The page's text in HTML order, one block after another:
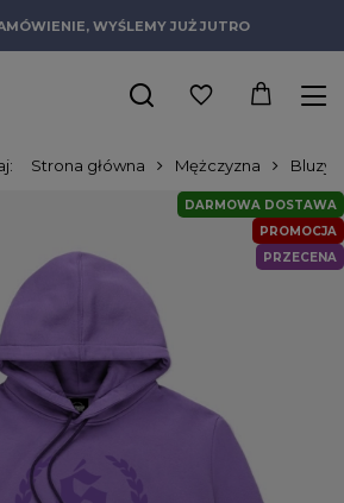
WYŚLEMY JUŻ JUTRO
Strona główna Mężczyzna Bluzy
PROMOCJA
PRZECENA
DARMOWA DOSTAWA